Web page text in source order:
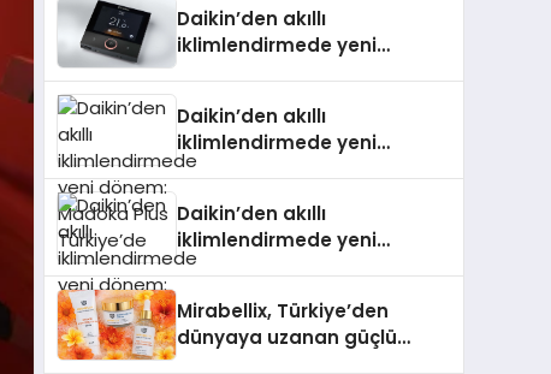
Daikin’den akıllı
iklimlendirmede yeni
Daikin’den akıllı
iklimlendirmede yeni
dönem: Madoka Plus
Daikin’den akıllı
iklimlendirmede yeni
dönem: Madoka Plus
Mirabellix, Türkiye’den
dünyaya uzanan güçlü